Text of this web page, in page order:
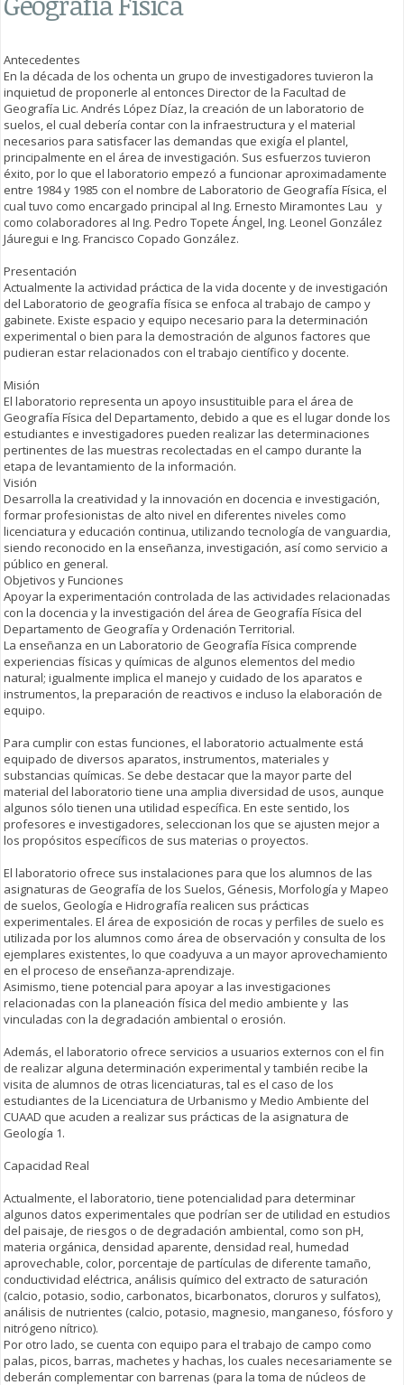
Antecedentes
En la década de los ochenta un grupo de investigadores tuvieron la
inquietud de proponerle al entonces Director de la Facultad de
Geografía Lic. Andrés López Díaz, la creación de un laboratorio de
suelos, el cual debería contar con la infraestructura y el material
necesarios para satisfacer las demandas que exigía el plantel,
principalmente en el área de investigación. Sus esfuerzos tuvieron
éxito, por lo que el laboratorio empezó a funcionar aproximadamente
entre 1984 y 1985 con el nombre de Laboratorio de Geografía Física, el
cual tuvo como encargado principal al Ing. Ernesto Miramontes Lau y
como colaboradores al Ing. Pedro Topete Ángel, Ing. Leonel González
Jáuregui e Ing. Francisco Copado González.
Presentación
Actualmente la actividad práctica de la vida docente y de investigación
del Laboratorio de geografía física se enfoca al trabajo de campo y
gabinete. Existe espacio y equipo necesario para la determinación
experimental o bien para la demostración de algunos factores que
pudieran estar relacionados con el trabajo científico y docente.
Misión
El laboratorio representa un apoyo insustituible para el área de
Geografía Física del Departamento, debido a que es el lugar donde los
estudiantes e investigadores pueden realizar las determinaciones
pertinentes de las muestras recolectadas en el campo durante la
etapa de levantamiento de la información.
Visión
Desarrolla la creatividad y la innovación en docencia e investigación,
formar profesionistas de alto nivel en diferentes niveles como
licenciatura y educación continua, utilizando tecnología de vanguardia,
siendo reconocido en la enseñanza, investigación, así como servicio a
público en general.
Objetivos y Funciones
Apoyar la experimentación controlada de las actividades relacionadas
con la docencia y la investigación del área de Geografía Física del
Departamento de Geografía y Ordenación Territorial.
La enseñanza en un Laboratorio de Geografía Física comprende
experiencias físicas y químicas de algunos elementos del medio
natural; igualmente implica el manejo y cuidado de los aparatos e
instrumentos, la preparación de reactivos e incluso la elaboración de
equipo.
Para cumplir con estas funciones, el laboratorio actualmente está
equipado de diversos aparatos, instrumentos, materiales y
substancias químicas. Se debe destacar que la mayor parte del
material del laboratorio tiene una amplia diversidad de usos, aunque
algunos sólo tienen una utilidad específica. En este sentido, los
profesores e investigadores, seleccionan los que se ajusten mejor a
los propósitos específicos de sus materias o proyectos.
El laboratorio ofrece sus instalaciones para que los alumnos de las
asignaturas de Geografía de los Suelos, Génesis, Morfología y Mapeo
de suelos, Geología e Hidrografía realicen sus prácticas
experimentales. El área de exposición de rocas y perfiles de suelo es
utilizada por los alumnos como área de observación y consulta de los
ejemplares existentes, lo que coadyuva a un mayor aprovechamiento
en el proceso de enseñanza-aprendizaje.
Asimismo, tiene potencial para apoyar a las investigaciones
relacionadas con la planeación física del medio ambiente y las
vinculadas con la degradación ambiental o erosión.
Además, el laboratorio ofrece servicios a usuarios externos con el fin
de realizar alguna determinación experimental y también recibe la
visita de alumnos de otras licenciaturas, tal es el caso de los
estudiantes de la Licenciatura de Urbanismo y Medio Ambiente del
CUAAD que acuden a realizar sus prácticas de la asignatura de
Geología 1.
Capacidad Real
Actualmente, el laboratorio, tiene potencialidad para determinar
algunos datos experimentales que podrían ser de utilidad en estudios
del paisaje, de riesgos o de degradación ambiental, como son pH,
materia orgánica, densidad aparente, densidad real, humedad
aprovechable, color, porcentaje de partículas de diferente tamaño,
conductividad eléctrica, análisis químico del extracto de saturación
(calcio, potasio, sodio, carbonatos, bicarbonatos, cloruros y sulfatos),
análisis de nutrientes (calcio, potasio, magnesio, manganeso, fósforo y
nitrógeno nítrico).
Por otro lado, se cuenta con equipo para el trabajo de campo como
palas, picos, barras, machetes y hachas, los cuales necesariamente se
deberán complementar con barrenas (para la toma de núcleos de